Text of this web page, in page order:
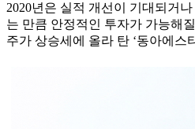
2020년은 실적 개선이 기대되거
는 만큼 안정적인 투자가 가능해
주가 상승세에 올라 탄 ‘동아에스